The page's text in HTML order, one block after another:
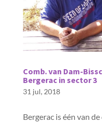
Comb. van Dam-
Bergerac in sector 3
31 jul, 2018
Bergerac is één van